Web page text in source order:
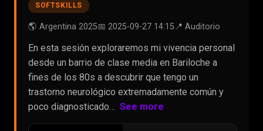
SOFTSKILLS
🌎 Argentina 2025📅 2025-09-27 14:15📍 Auditorio
En esta sesión exploraremos mi vivencia personal
desde un barrio de clase media en Bariloche a
fines de los 80s a descubrir que tengo un
trastorno neurológico extremadamente común y
poco diagnosticado… See more